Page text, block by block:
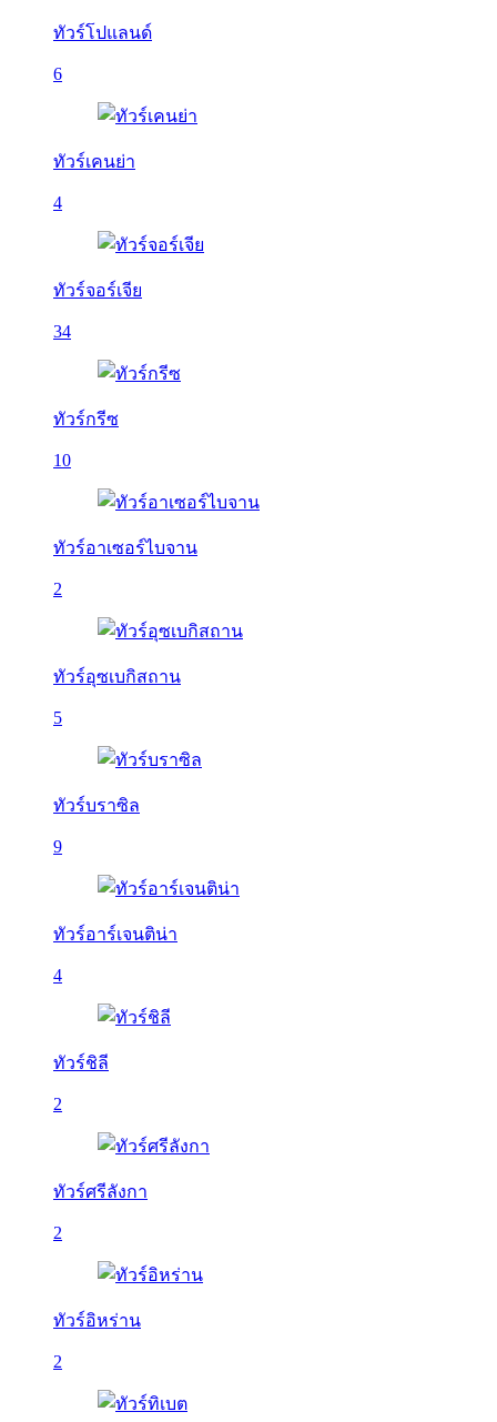
ทัวร์โปแลนด์
6
ทัวร์เคนย่า
4
ทัวร์จอร์เจีย
34
ทัวร์กรีซ
10
ทัวร์อาเซอร์ไบจาน
2
ทัวร์อุซเบกิสถาน
5
ทัวร์บราซิล
9
ทัวร์อาร์เจนติน่า
4
ทัวร์ชิลี
2
ทัวร์ศรีลังกา
2
ทัวร์อิหร่าน
2